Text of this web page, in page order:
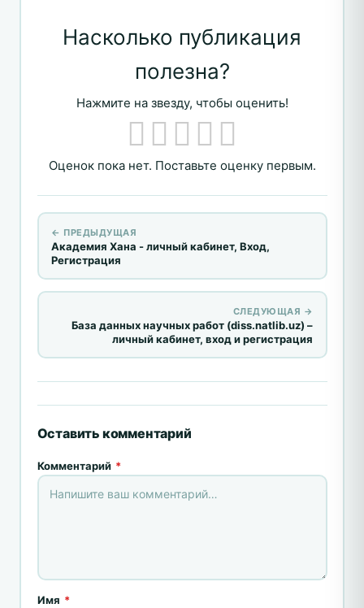
Насколько публикация
полезна?
Нажмите на звезду, чтобы оценить!
Оценок пока нет. Поставьте оценку первым.
← ПРЕДЫДУЩАЯ
Академия Хана - личный кабинет, Вход,
Регистрация
СЛЕДУЮЩАЯ →
База данных научных работ (diss.natlib.uz) –
личный кабинет, вход и регистрация
Оставить комментарий
Комментарий *
Имя *